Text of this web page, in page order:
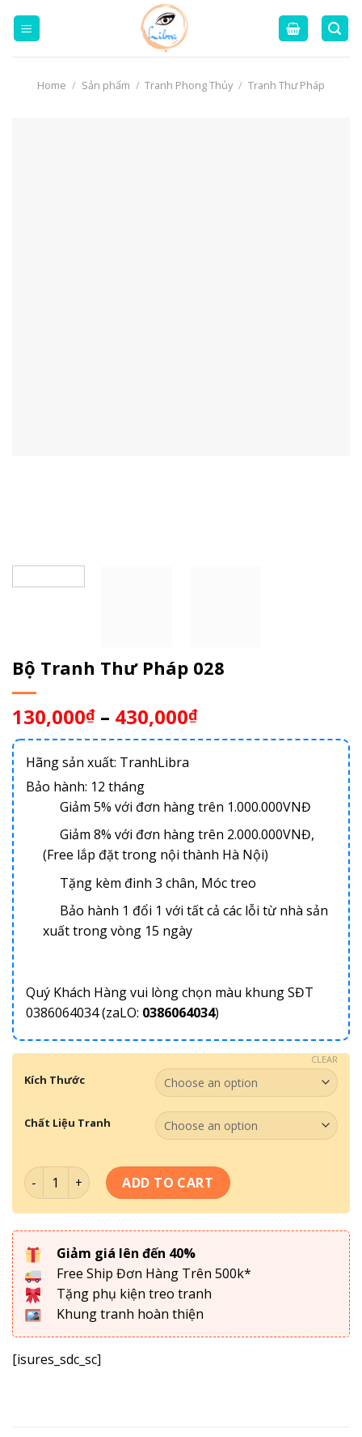
Home / Sản phẩm / Tranh Phong Thủy / Tranh Thư Pháp
Bộ Tranh Thư Pháp 028
130,000₫ – 430,000₫
Hãng sản xuất: TranhLibra
Bảo hành: 12 tháng
Giảm 5% với đơn hàng trên 1.000.000VNĐ
Giảm 8% với đơn hàng trên 2.000.000VNĐ,
(Free lắp đặt trong nội thành Hà Nội)
Tặng kèm đinh 3 chân, Móc treo
Bảo hành 1 đổi 1 với tất cả các lỗi từ nhà sản
xuất trong vòng 15 ngày
Quý Khách Hàng vui lòng chọn màu khung SĐT
0386064034 (zaLO: 0386064034)
Kích Thước
Chất Liệu Tranh
CLEAR
Bộ Tranh Thư Pháp 028 quantity
ADD TO CART
Giảm giá lên đến 40%
Free Ship Đơn Hàng Trên 500k*
Tặng phụ kiện treo tranh
Khung tranh hoàn thiện
[isures_sdc_sc]